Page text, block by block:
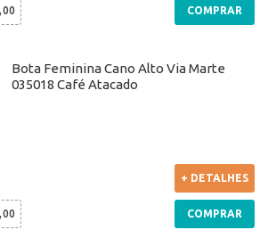
COMPRAR
Bota Feminina Cano Alto Via Marte
035018 Café Atacado
+ DETALHES
COMPRAR